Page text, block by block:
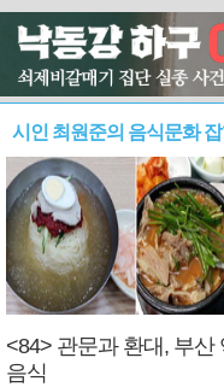
시인 최원준의 음식문화
<84> 관문과 환대, 부산
음식